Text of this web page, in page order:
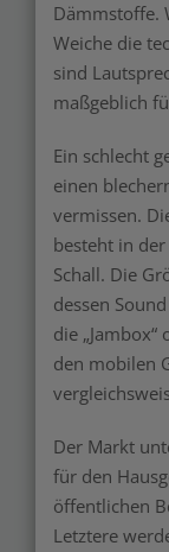
Dämmstoffe.
Weiche die
sind
maßgeblich
Ein schlecht
einen
vermissen.
besteht in
Schall. Die
dessen
die
den mobilen
Der Markt
für den
öffentlichen
Letztere